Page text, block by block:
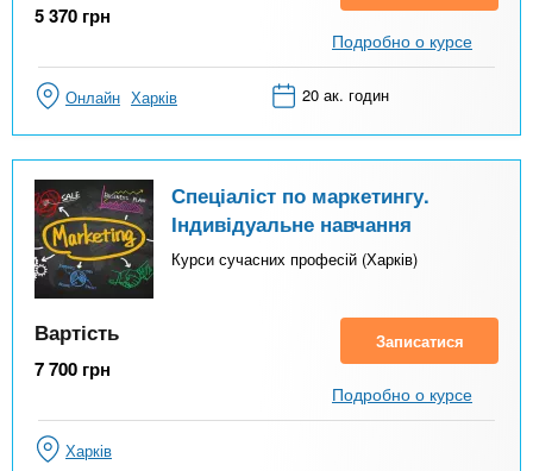
5 370 грн
Подробно о курсе
Онлайн Харків 20 ак. годин
Спеціаліст по маркетингу.
Індивідуальне навчання
Курси сучасних професій (Харків)
Вартість
7 700 грн
Записатися
Подробно о курсе
Харків